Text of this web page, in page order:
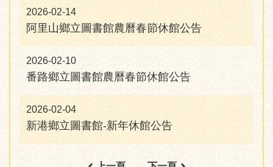
2026-02-14
阿里山鄉立圖書館農曆春節休館公告
2026-02-10
番路鄉立圖書館農曆春節休館公告
2026-02-04
新港鄉立圖書館-新年休館公告